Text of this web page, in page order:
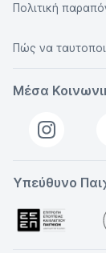
Πολιτική
Πώς να
Μέσα
Υπεύθυνο